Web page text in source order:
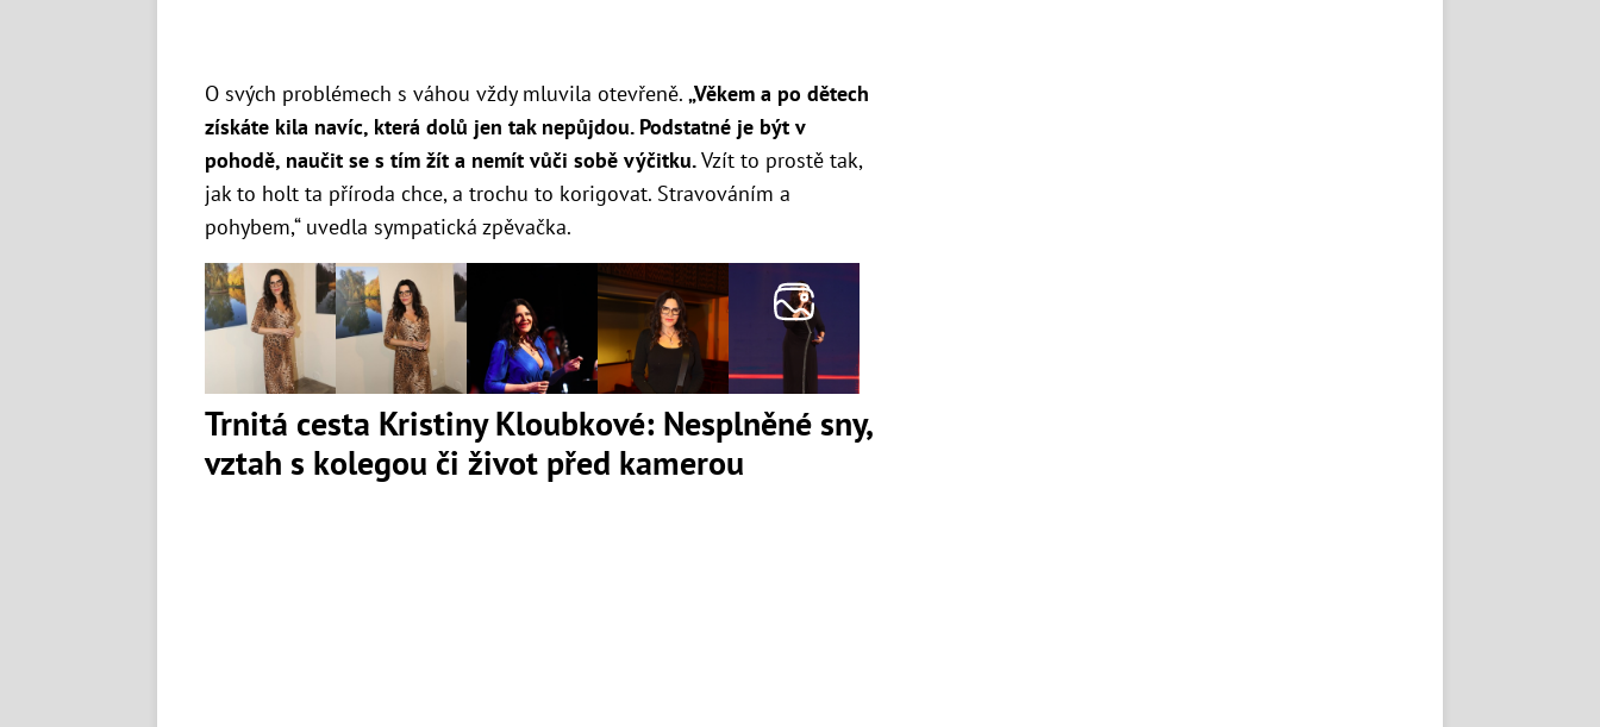
O svých problémech s váhou vždy mluvila otevřeně. „Věkem a po dětech
získáte kila navíc, která dolů jen tak nepůjdou. Podstatné je být v
pohodě, naučit se s tím žít a nemít vůči sobě výčitku.Vzít to prostě tak,
jak to holt ta příroda chce, a trochu to korigovat. Stravováním a
pohybem,“ uvedla sympatická zpěvačka.
Trnitá cesta Kristiny Kloubkové: Nesplněné sny,
vztah s kolegou či život před kamerou